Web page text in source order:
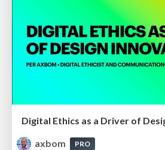
Digital Ethics as a Driver of
axbom
PRO